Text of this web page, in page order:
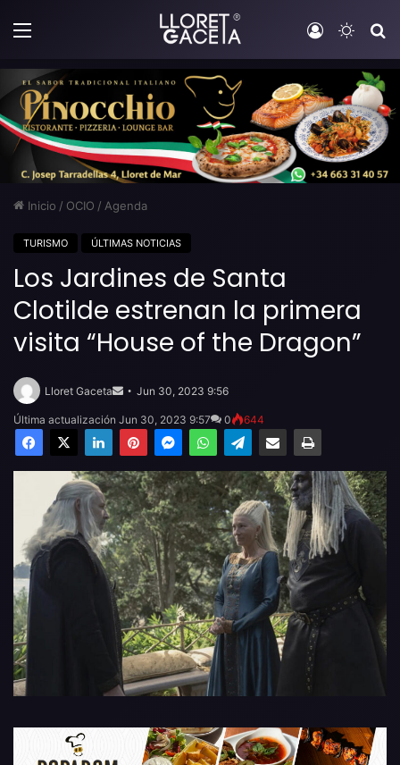
Menú Iniciar
Inicio / OCIO / Agenda
TURISMO ÚLTIMAS NOTICIAS
Los Jardines de Santa
Clotilde estrenan la primera
visita “House of the Dragon”
Lloret Gaceta
email
Jun 30, 2023 9:56
Última actualización Jun 30, 2023 9:57 0 644
Facebook
X LinkedInPinterestMessengerWhatsAppTelegramCompartir por email Imprimir